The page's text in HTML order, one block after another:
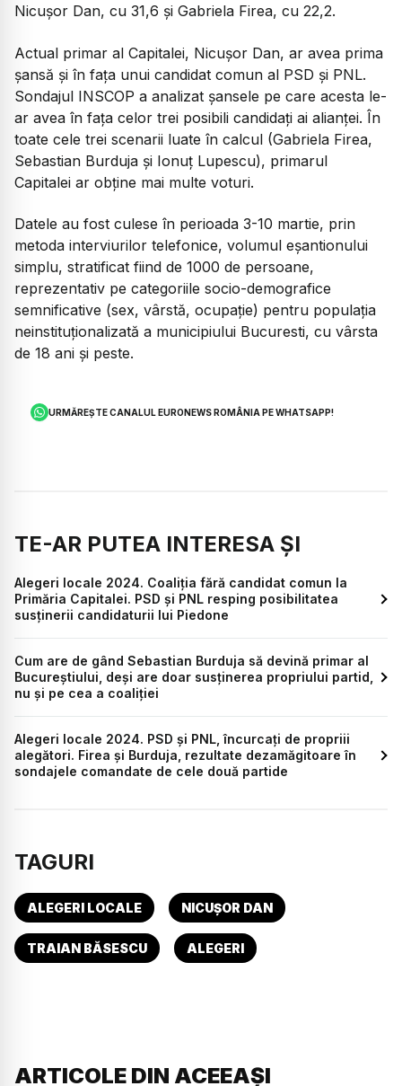
Nicușor Dan, cu 31,6 și Gabriela Firea, cu 22,2.
Actual primar al Capitalei, Nicușor Dan, ar avea prima
șansă și în fața unui candidat comun al PSD și PNL.
Sondajul INSCOP a analizat șansele pe care acesta le-
ar avea în fața celor trei posibili candidați ai alianței. În
toate cele trei scenarii luate în calcul (Gabriela Firea,
Sebastian Burduja și Ionuț Lupescu), primarul
Capitalei ar obține mai multe voturi.
Datele au fost culese în perioada 3-10 martie, prin
metoda interviurilor telefonice, volumul eșantionului
simplu, stratificat fiind de 1000 de persoane,
reprezentativ pe categoriile socio-demografice
semnificative (sex, vârstă, ocupație) pentru populația
neinstituționalizată a municipiului Bucuresti, cu vârsta
de 18 ani și peste.
URMĂREȘTE CANALUL EURONEWS ROMÂNIA PE WHATSAPP!
TE-AR PUTEA INTERESA ȘI
Alegeri locale 2024. Coaliția fără candidat comun la
Primăria Capitalei. PSD și PNL resping posibilitatea
susținerii candidaturii lui Piedone
Cum are de gând Sebastian Burduja să devină primar al
Bucureștiului, deși are doar susținerea propriului partid,
nu și pe cea a coaliției
Alegeri locale 2024. PSD și PNL, încurcați de propriii
alegători. Firea și Burduja, rezultate dezamăgitoare în
sondajele comandate de cele două partide
TAGURI
ALEGERI LOCALE NICUȘOR DAN
TRAIAN BĂSESCU ALEGERI
ARTICOLE DIN ACEEAȘI